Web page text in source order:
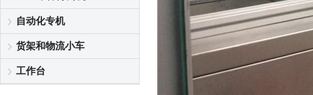
自动化专机
货架和物流小车
工作台